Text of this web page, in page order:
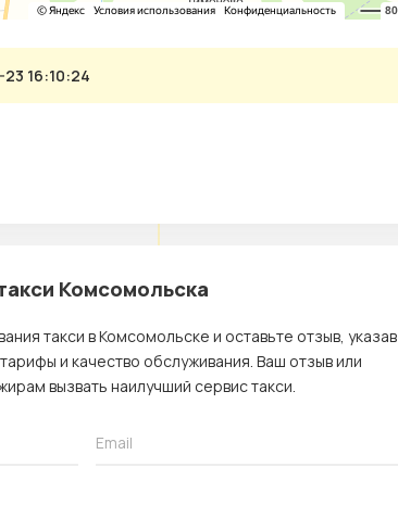
16:10:24
Комсомольска
такси в Комсомольске и оставьте отзыв, указав
и качество обслуживания. Ваш отзыв или
вызвать наилучший сервис такси.